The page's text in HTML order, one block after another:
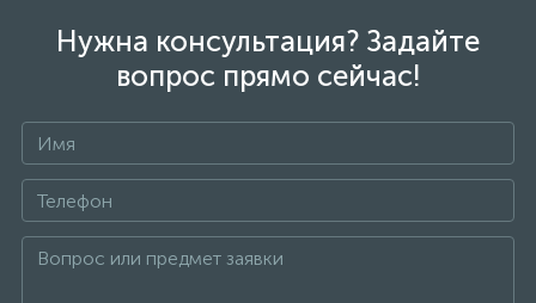
Нужна консультация? Задайте
вопрос прямо сейчас!